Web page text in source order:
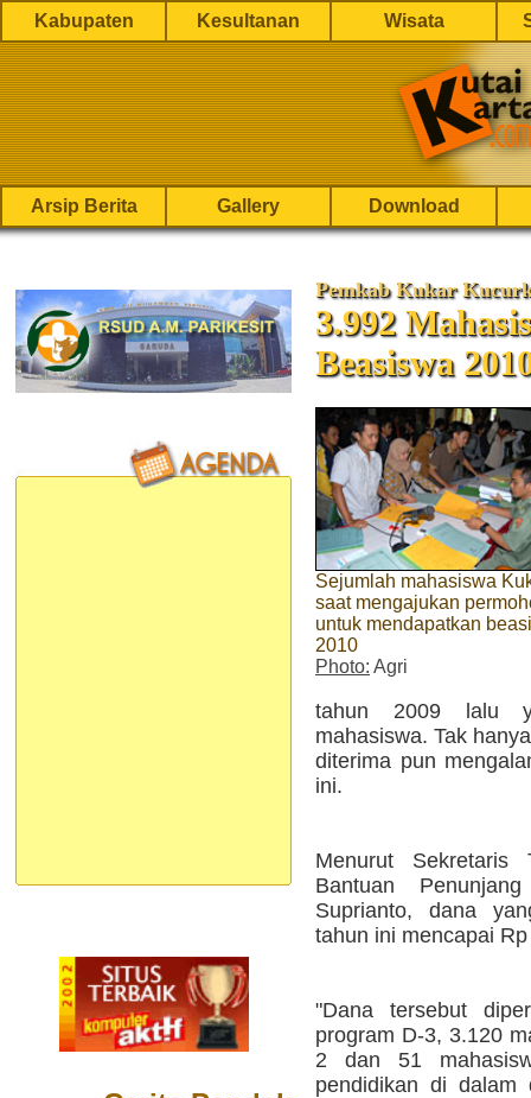
Kabupaten Kesultanan Wisata
Arsip Berita Gallery Download
Pemkab Kukar
3.992
Beasiswa
Sejumlah mahasiswa
saat mengajukan
untuk mendapatkan
2010
Photo: Agri
tahun 2009 lalu
mahasiswa. Tak
diterima pun
ini.
Menurut Sekretaris
Bantuan
Suprianto, dana
tahun ini mencapai
"Dana tersebut
program D-3, 3.120
2 dan 51
pendidikan di dalam